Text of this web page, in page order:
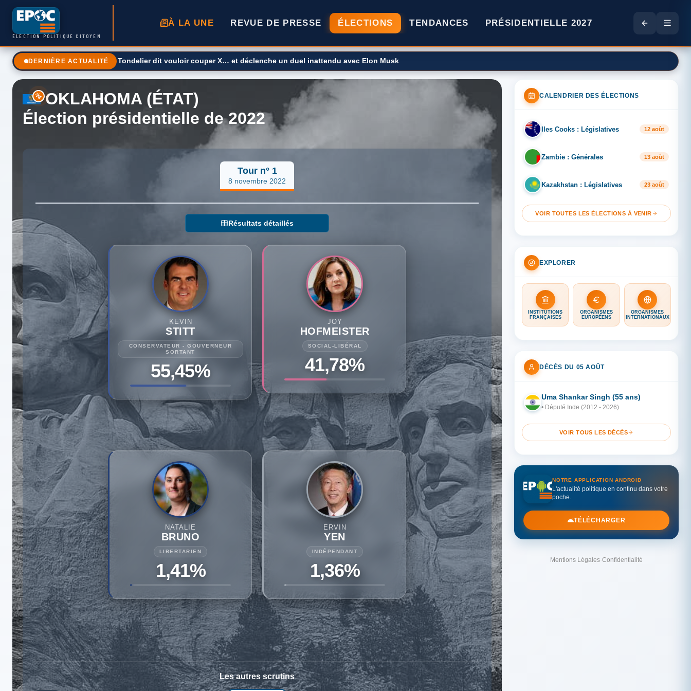
ÉLECTION POLITIQUE CITOYEN
À LA UNE REVUE DE PRESSE ÉLECTIONS TENDANCES PRÉSIDENTIELLE 2027
DERNIÈRE ACTUALITÉ Tondelier dit vouloir couper X… et déclenche un duel inattendu avec Elon Musk
OKLAHOMA (ÉTAT)
Élection présidentielle de 2022
Tour n° 1
8 novembre 2022
Résultats détaillés
KEVIN
STITT
CONSERVATEUR - GOUVERNEUR
SORTANT
55,45%
JOY
HOFMEISTER
SOCIAL-LIBÉRAL
41,78%
NATALIE
BRUNO
LIBERTARIEN
1,41%
ERVIN
YEN
INDÉPENDANT
1,36%
Les autres scrutins
CALENDRIER DES ÉLECTIONS
IL Iles Cooks : Législatives 12 août
ZA Zambie : Générales 13 août
KA Kazakhstan : Législatives 23 août
VOIR TOUTES LES ÉLECTIONS À VENIR
EXPLORER
INSTITUTIONS
FRANÇAISES
ORGANISMES
EUROPÉENS
ORGANISMES
INTERNATIONAUX
DÉCÈS DU 05 AOÛT
IN
Uma Shankar Singh (55 ans)
• Député Inde (2012 - 2026)
VOIR TOUS LES DÉCÈS
NOTRE APPLICATION ANDROID
L'actualité politique en continu dans votre
poche.
TÉLÉCHARGER
Mentions Légales·Confidentialité